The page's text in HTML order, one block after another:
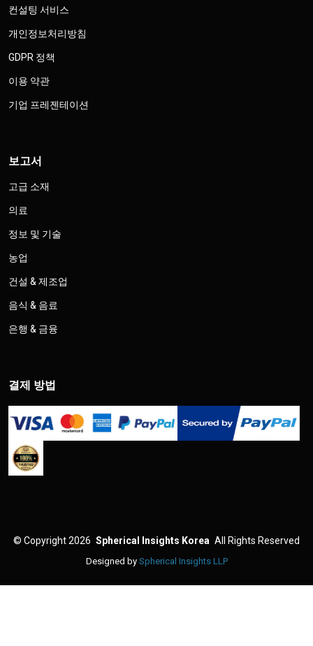
컨설팅 서비스
개인정보처리방침
GDPR 정책
이용 약관
기업 프레젠테이션
보고서
고급 소재
의료
정보 및 기술
농업
건설 & 제조업
음식 & 음료
은행 & 금융
결제 방법
© Copyright 2026 Spherical Insights Korea All Rights Reserved
Designed by Spherical Insights LLP